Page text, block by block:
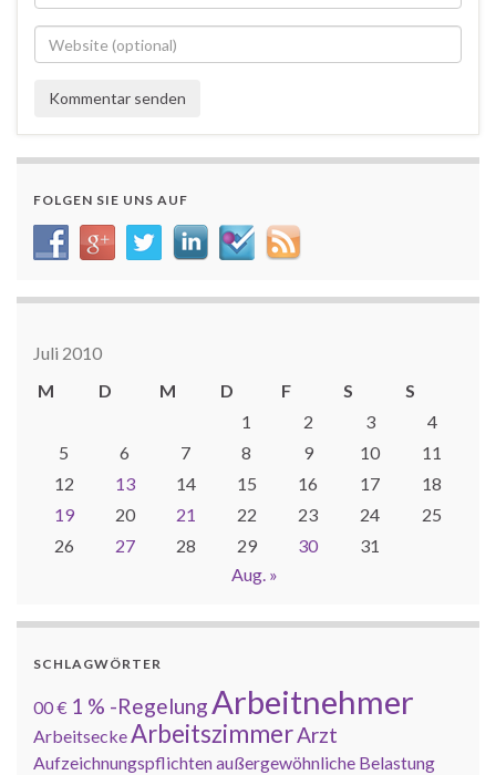
FOLGEN SIE UNS AUF
Juli 2010
M
D M D F S
S
1
2 3
4
5
6 7 8 9 10
11
12
13 14 15 16 17
18
19
20 21 22 23 24
25
26
27 28 29 30
31
Aug. »
SCHLAGWÖRTER
00 € 1 % -RegelungArbeitnehmer
ArbeitseckeArbeitszimmerArzt
Aufzeichnungspflichtenaußergewöhnliche Belastung